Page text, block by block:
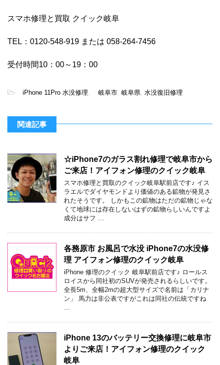
スマホ修理と買取 クイック岐阜
TEL：0120-548-919 または 058-264-7456
受付時間10：00～19：00
- iPhone 11Pro 水没修理 岐阜市 岐阜県 水没復旧修理
関連記事
☆iPhone7のガラス割れ修理で岐阜市から
ご来店！アイフォン修理のクイック岐阜
スマホ修理と買取のクイック岐阜駅前店です♪ イス
ラエルでダイヤモンドより価値のある鉱物が発見さ
れたそうです。 しかもこの鉱物はただの鉱物じゃな
くて地球には存在しないはずの鉱物らしいんですよ
成分はサフ …
各務原市 お風呂で水没 iPhone7の水没修
理 アイフォン修理のクイック岐阜
iPhone 修理のクイック 岐阜駅前店です♪ ロールス
ロイスから同社初のSUVが発売されるらしいです。
全長5m、全幅2mの超大型サイズで名前は「カリナ
ン」 馬力は非公表ですがこれは同社の伝統ですね
iPhone 13のバッテリー交換修理に岐阜市
よりご来店！アイフォン修理のクイック
岐阜